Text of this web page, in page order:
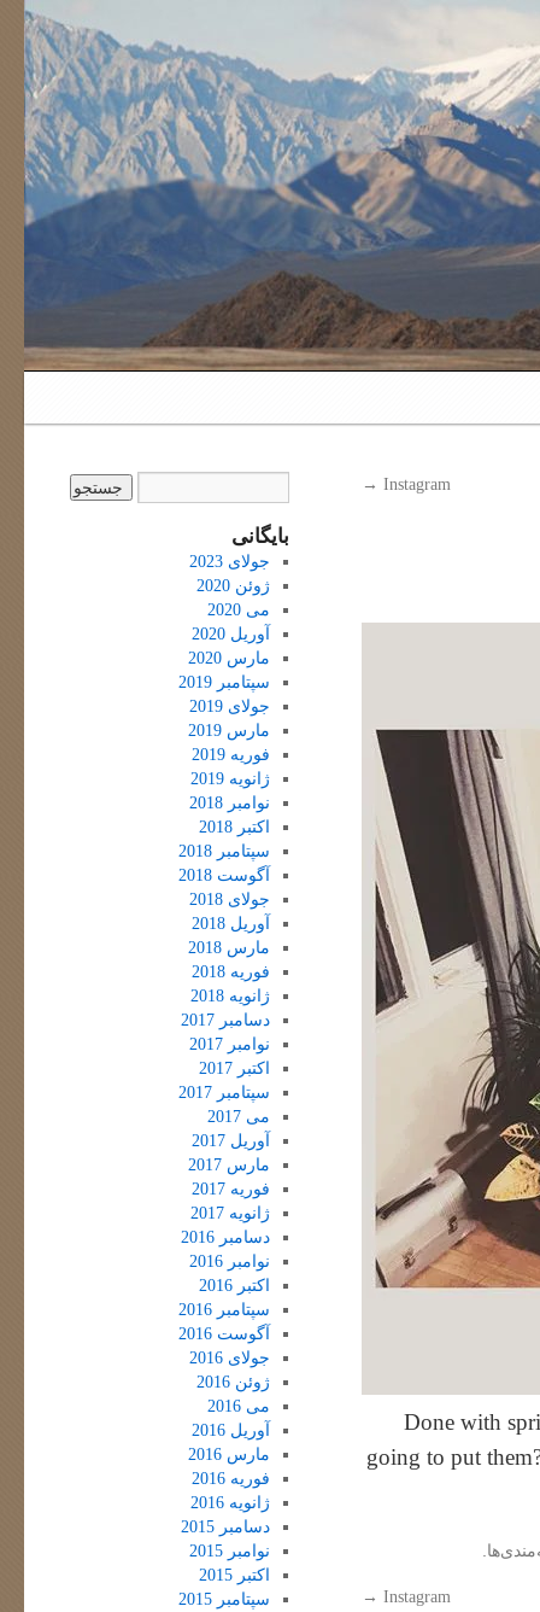
Instagram
→
Done with
going to put
Instagram
→
بایگانی
جولای 2023
ژوئن 2020
می 2020
آوریل 2020
مارس 2020
سپتامبر 2019
جولای 2019
مارس 2019
فوریه 2019
ژانویه 2019
نوامبر 2018
اکتبر 2018
سپتامبر 2018
آگوست 2018
جولای 2018
آوریل 2018
مارس 2018
فوریه 2018
ژانویه 2018
دسامبر 2017
نوامبر 2017
اکتبر 2017
سپتامبر 2017
می 2017
آوریل 2017
مارس 2017
فوریه 2017
ژانویه 2017
دسامبر 2016
نوامبر 2016
اکتبر 2016
سپتامبر 2016
آگوست 2016
جولای 2016
ژوئن 2016
می 2016
آوریل 2016
مارس 2016
فوریه 2016
ژانویه 2016
دسامبر 2015
نوامبر 2015
اکتبر 2015
سپتامبر 2015